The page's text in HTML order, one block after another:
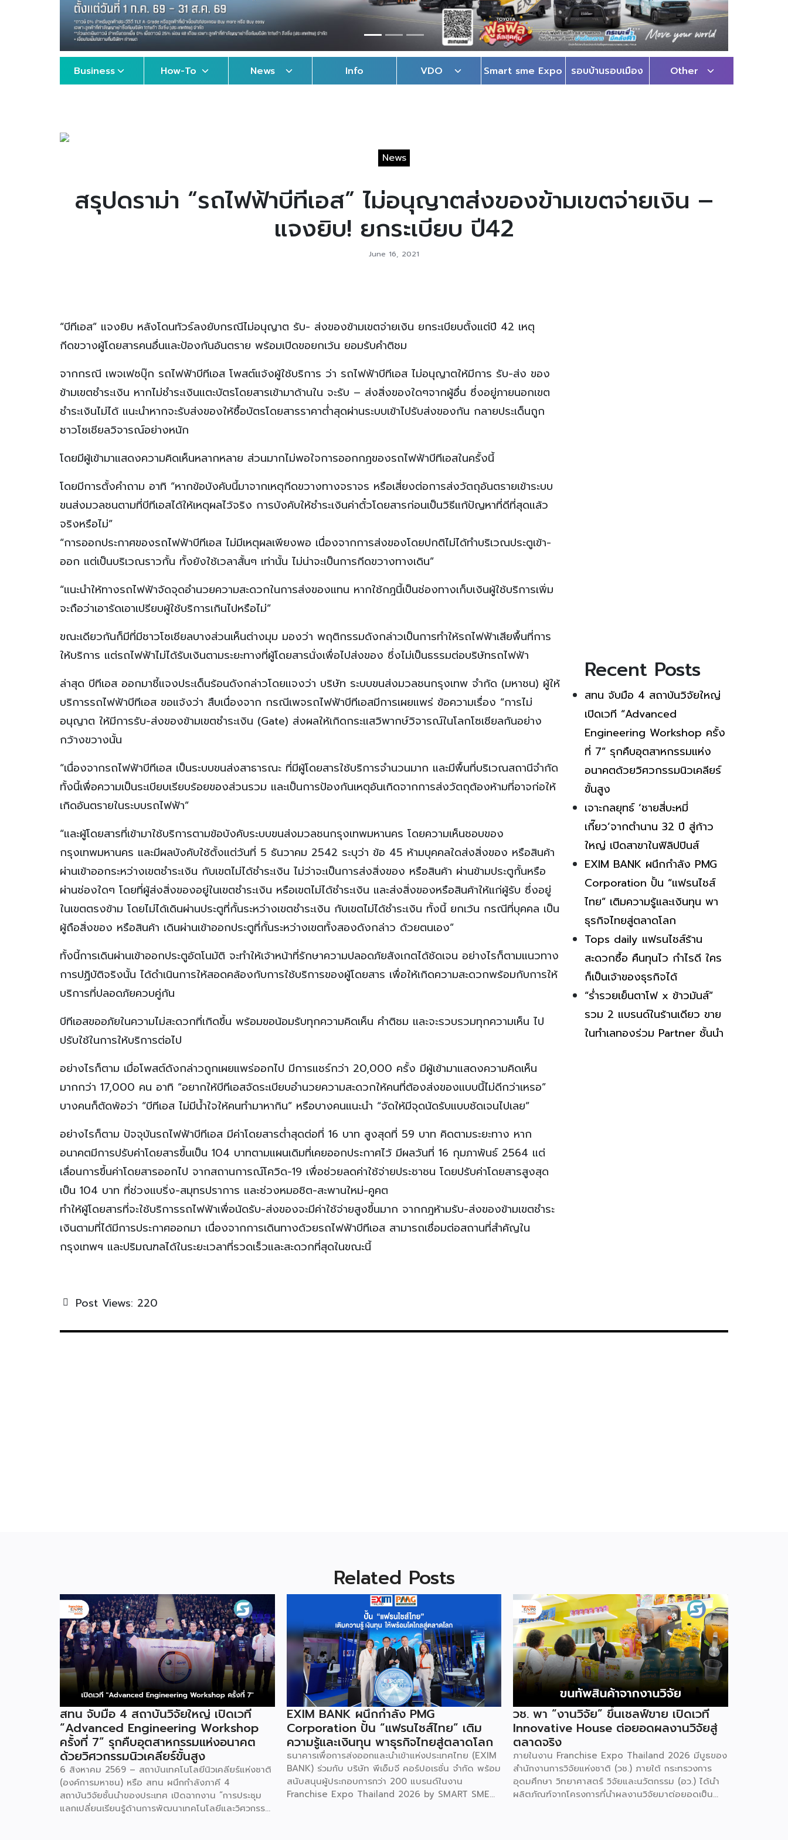
Business How-To News Info VDO Smart sme Expo รอบบ้านรอบเมือง Other
News
สรุปดราม่า “รถไฟฟ้าบีทีเอส” ไม่อนุญาตส่งของข้ามเขตจ่ายเงิน –
แจงยิบ! ยกระเบียบ ปี42
June 16, 2021
“บีทีเอส” แจงยิบ หลังโดนทัวร์ลงยับกรณีไม่อนุญาต รับ- ส่งของข้ามเขตจ่ายเงิน ยกระเบียบตั้งแต่ปี 42 เหตุ
กีดขวางผู้โดยสารคนอื่นและป้องกันอันตราย พร้อมเปิดขอยกเว้น ยอมรับคำติชม
จากกรณี เพจเฟซบุ๊ก รถไฟฟ้าบีทีเอส โพสต์แจ้งผู้ใช้บริการ ว่า รถไฟฟ้าบีทีเอส ไม่อนุญาตให้มีการ รับ-ส่ง ของ
ข้ามเขตชำระเงิน หากไม่ชำระเงินแตะบัตรโดยสารเข้ามาด้านใน จะรับ – ส่งสิ่งของใดๆจากผู้อื่น ซึ่งอยู่ภายนอกเขต
ชำระเงินไม่ได้ แนะนำหากจะรับส่งของให้ซื้อบัตรโดยสารราคาต่ำสุดผ่านระบบเข้าไปรับส่งของกัน กลายประเด็นถูก
ชาวโซเชียลวิจารณ์อย่างหนัก
โดยมีผู้เข้ามาแสดงความคิดเห็นหลากหลาย ส่วนมากไม่พอใจการออกกฎของรถไฟฟ้าบีทีเอสในครั้งนี้
โดยมีการตั้งคำถาม อาทิ “หากข้อบังคับนี้มาจากเหตุกีดขวางทางจราจร หรือเสี่ยงต่อการส่งวัตถุอันตรายเข้าระบบ
ขนส่งมวลชนตามที่บีทีเอสได้ให้เหตุผลไว้จริง การบังคับให้ชำระเงินค่าตั๋วโดยสารก่อนเป็นวิธีแก้ปัญหาที่ดีที่สุดแล้ว
จริงหรือไม่”
“การออกประกาศของรถไฟฟ้าบีทีเอส ไม่มีเหตุผลเพียงพอ เนื่องจากการส่งของโดยปกติไม่ได้ทำบริเวณประตูเข้า-
ออก แต่เป็นบริเวณราวกั้น ทั้งยังใช้เวลาสั้นๆ เท่านั้น ไม่น่าจะเป็นการกีดขวางทางเดิน”
“แนะนำให้ทางรถไฟฟ้าจัดจุดอำนวยความสะดวกในการส่งของแทน หากใช้กฎนี้เป็นช่องทางเก็บเงินผู้ใช้บริการเพิ่ม
จะถือว่าเอารัดเอาเปรียบผู้ใช้บริการเกินไปหรือไม่”
ขณะเดียวกันก็มีที่มีชาวโซเชียลบางส่วนเห็นต่างมุม มองว่า พฤติกรรมดังกล่าวเป็นการทำให้รถไฟฟ้าเสียพื้นที่การ
ให้บริการ แต่รถไฟฟ้าไม่ได้รับเงินตามระยะทางที่ผู้โดยสารนั่งเพื่อไปส่งของ ซึ่งไม่เป็นธรรมต่อบริษัทรถไฟฟ้า
ล่าสุด บีทีเอส ออกมาชี้แจงประเด็นร้อนดังกล่าวโดยแจงว่า บริษัท ระบบขนส่งมวลชนกรุงเทพ จำกัด (มหาชน) ผู้ให้
บริการรถไฟฟ้าบีทีเอส ขอแจ้งว่า สืบเนื่องจาก กรณีเพจรถไฟฟ้าบีทีเอสมีการเผยแพร่ ข้อความเรื่อง “การไม่
อนุญาต ให้มีการรับ-ส่งของข้ามเขตชำระเงิน (Gate) ส่งผลให้เกิดกระแสวิพากษ์วิจารณ์ในโลกโซเชียลกันอย่าง
กว้างขวางนั้น
“เนื่องจากรถไฟฟ้าบีทีเอส เป็นระบบขนส่งสาธารณะ ที่มีผู้โดยสารใช้บริการจำนวนมาก และมีพื้นที่บริเวณสถานีจำกัด
ทั้งนี้เพื่อความเป็นระเบียบเรียบร้อยของส่วนรวม และเป็นการป้องกันเหตุอันเกิดจากการส่งวัตถุต้องห้ามที่อาจก่อให้
เกิดอันตรายในระบบรถไฟฟ้า”
“และผู้โดยสารที่เข้ามาใช้บริการตามข้อบังคับระบบขนส่งมวลชนกรุงเทพมหานคร โดยความเห็นชอบของ
กรุงเทพมหานคร และมีผลบังคับใช้ตั้งแต่วันที่ 5 ธันวาคม 2542 ระบุว่า ข้อ 45 ห้ามบุคคลใดส่งสิ่งของ หรือสินค้า
ผ่านเข้าออกระหว่างเขตชำระเงิน กับเขตไม่ได้ชำระเงิน ไม่ว่าจะเป็นการส่งสิ่งของ หรือสินค้า ผ่านข้ามประตูกั้นหรือ
ผ่านช่องใดๆ โดยที่ผู้ส่งสิ่งของอยู่ในเขตชำระเงิน หรือเขตไม่ได้ชำระเงิน และส่งสิ่งของหรือสินค้าให้แก่ผู้รับ ซึ่งอยู่
ในเขตตรงข้าม โดยไม่ได้เดินผ่านประตูที่กั้นระหว่างเขตชำระเงิน กับเขตไม่ได้ชำระเงิน ทั้งนี้ ยกเว้น กรณีที่บุคคล เป็น
ผู้ถือสิ่งของ หรือสินค้า เดินผ่านเข้าออกประตูที่กั้นระหว่างเขตทั้งสองดังกล่าว ด้วยตนเอง”
ทั้งนี้การเดินผ่านเข้าออกประตูอัตโนมัติ จะทำให้เจ้าหน้าที่รักษาความปลอดภัยสังเกตได้ชัดเจน อย่างไรก็ตามแนวทาง
การปฏิบัติจริงนั้น ได้ดำเนินการให้สอดคล้องกับการใช้บริการของผู้โดยสาร เพื่อให้เกิดความสะดวกพร้อมกับการให้
บริการที่ปลอดภัยควบคู่กัน
บีทีเอสขออภัยในความไม่สะดวกที่เกิดขึ้น พร้อมขอน้อมรับทุกความคิดเห็น คำติชม และจะรวบรวมทุกความเห็น ไป
ปรับใช้ในการให้บริการต่อไป
อย่างไรก็ตาม เมื่อโพสต์ดังกล่าวถูกเผยแพร่ออกไป มีการแชร์กว่า 20,000 ครั้ง มีผู้เข้ามาแสดงความคิดเห็น
มากกว่า 17,000 คน อาทิ “อยากให้บีทีเอสจัดระเบียบอำนวยความสะดวกให้คนที่ต้องส่งของแบบนี้ไม่ดีกว่าเหรอ”
บางคนก็ตัดพ้อว่า “บีทีเอส ไม่มีน้ำใจให้คนทำมาหากิน” หรือบางคนแนะนำ “จัดให้มีจุดนัดรับแบบชัดเจนไปเลย”
อย่างไรก็ตาม ปัจจุบันรถไฟฟ้าบีทีเอส มีค่าโดยสารต่ำสุดต่อที่ 16 บาท สูงสุดที่ 59 บาท คิดตามระยะทาง หาก
อนาคตมีการปรับค่าโดยสารขึ้นเป็น 104 บาทตามแผนเดิมที่เคยออกประกาศไว้ มีผลวันที่ 16 กุมภาพันธ์ 2564 แต่
เลื่อนการขึ้นค่าโดยสารออกไป จากสถานการณ์โควิด-19 เพื่อช่วยลดค่าใช้จ่ายประชาชน โดยปรับค่าโดยสารสูงสุด
เป็น 104 บาท ที่ช่วงแบริ่ง-สมุทรปราการ และช่วงหมอชิต-สะพานใหม่-คูคต
ทำให้ผู้โดยสารที่จะใช้บริการรถไฟฟ้าเพื่อนัดรับ-ส่งของจะมีค่าใช้จ่ายสูงขึ้นมาก จากกฎห้ามรับ-ส่งของข้ามเขตชำระ
เงินตามที่ได้มีการประกาศออกมา เนื่องจากการเดินทางด้วยรถไฟฟ้าบีทีเอส สามารถเชื่อมต่อสถานที่สำคัญใน
กรุงเทพฯ และปริมณฑลได้ในระยะเวลาที่รวดเร็วและสะดวกที่สุดในขณะนี้
Post Views: 220
Recent Posts
สทน จับมือ 4 สถาบันวิจัยใหญ่
เปิดเวที “Advanced
Engineering Workshop ครั้ง
ที่ 7” รุกคืบอุตสาหกรรมแห่ง
อนาคตด้วยวิศวกรรมนิวเคลียร์
ขั้นสูง
เจาะกลยุทธ์ ‘ชายสี่บะหมี่
เกี๊ยว’จากตำนาน 32 ปี สู่ก้าว
ใหญ่ เปิดสาขาในฟิลิปปินส์
EXIM BANK ผนึกกำลัง PMG
Corporation ปั้น “แฟรนไชส์
ไทย” เติมความรู้และเงินทุน พา
ธุรกิจไทยสู่ตลาดโลก
Tops daily แฟรนไชส์ร้าน
สะดวกซื้อ คืนทุนไว กำไรดี ใคร
ก็เป็นเจ้าของธุรกิจได้
“ร่ำรวยเย็นตาโฟ x ข้าวมันส์”
รวม 2 แบรนด์ในร้านเดียว ขาย
ในทำเลทองร่วม Partner ชั้นนำ
Related Posts
สทน จับมือ 4 สถาบันวิจัยใหญ่ เปิดเวที
“Advanced Engineering Workshop
ครั้งที่ 7” รุกคืบอุตสาหกรรมแห่งอนาคต
ด้วยวิศวกรรมนิวเคลียร์ขั้นสูง
6 สิงหาคม 2569 – สถาบันเทคโนโลยีนิวเคลียร์แห่งชาติ
(องค์การมหาชน) หรือ สทน ผนึกกำลังภาคี 4
สถาบันวิจัยชั้นนำของประเทศ เปิดฉากงาน “การประชุม
แลกเปลี่ยนเรียนรู้ด้านการพัฒนาเทคโนโลยีและวิศวกรรม
EXIM BANK ผนึกกำลัง PMG
Corporation ปั้น “แฟรนไชส์ไทย” เติม
ความรู้และเงินทุน พาธุรกิจไทยสู่ตลาดโลก
ธนาคารเพื่อการส่งออกและนำเข้าแห่งประเทศไทย (EXIM
BANK) ร่วมกับ บริษัท พีเอ็มจี คอร์ปอเรชั่น จำกัด พร้อม
สนับสนุนผู้ประกอบการกว่า 200 แบรนด์ในงาน
Franchise Expo Thailand 2026 by SMART SME
วช. พา “งานวิจัย” ขึ้นเชลฟ์ขาย เปิดเวที
Innovative House ต่อยอดผลงานวิจัยสู่
ตลาดจริง
ภายในงาน Franchise Expo Thailand 2026 มีบูธของ
สำนักงานการวิจัยแห่งชาติ (วช.) ภายใต้ กระทรวงการ
อุดมศึกษา วิทยาศาสตร์ วิจัยและนวัตกรรม (อว.) ได้นำ
ผลิตภัณฑ์จากโครงการที่นำผลงานวิจัยมาต่อยอดเป็น